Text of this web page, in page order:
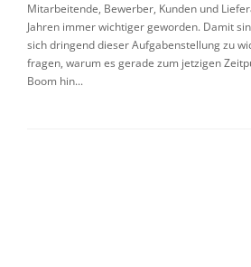
Mitarbeitende, Bewerber, Kunden und
Jahren immer wichtiger geworden. Damit
sich dringend dieser Aufgabenstellung zu
fragen, warum es gerade zum jetzigen
Boom hin...